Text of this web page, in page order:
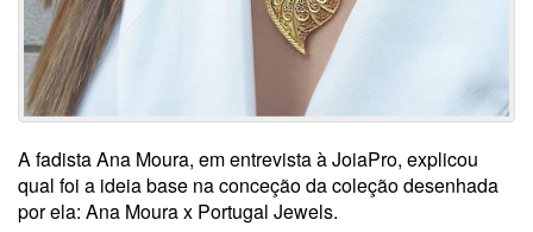
A fadista Ana Moura, em entrevista à JoiaPro, explicou
qual foi a ideia base na conceção da coleção desenhada
por ela: Ana Moura x Portugal Jewels.